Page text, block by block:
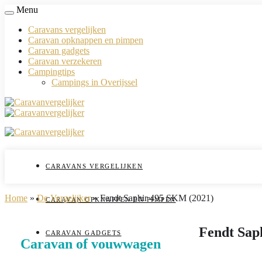
Menu
Caravans vergelijken
Caravan opknappen en pimpen
Caravan gadgets
Caravan verzekeren
Campingtips
Campings in Overijssel
CARAVANS VERGELIJKEN
CARAVAN OPKNAPPEN EN PIMPEN
CARAVAN GADGETS
Home »De Vergelijker»Fendt Saphir 495 SKM (2021)
Fendt
Caravan of vouwwagen